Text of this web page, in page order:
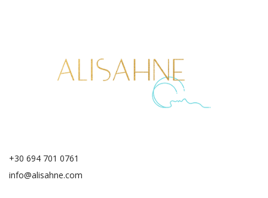
+30 694 701 0761
info@alisahne.com